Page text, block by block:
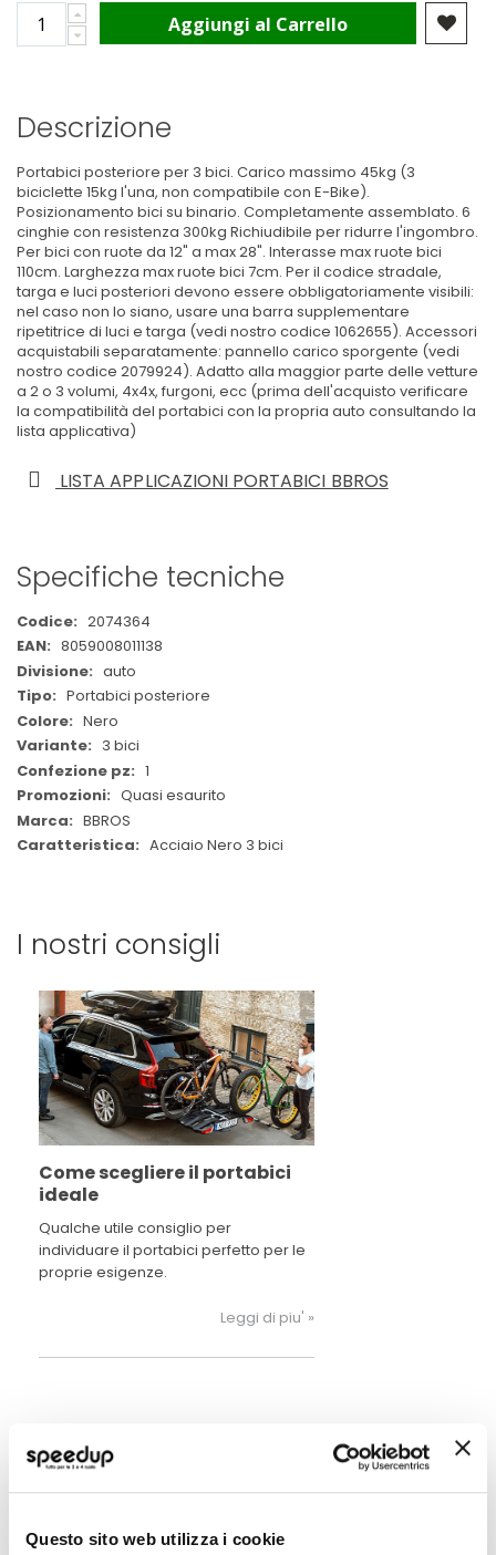
Questo sito web utilizza i cookie
Aggiungi al Carrello
Descrizione
Portabici posteriore per 3 bici. Carico massimo 45kg (3
biciclette 15kg l'una, non compatibile con E-Bike).
Posizionamento bici su binario. Completamente assemblato. 6
cinghie con resistenza 300kg Richiudibile per ridurre l'ingombro.
Per bici con ruote da 12" a max 28". Interasse max ruote bici
110cm. Larghezza max ruote bici 7cm. Per il codice stradale,
targa e luci posteriori devono essere obbligatoriamente visibili:
nel caso non lo siano, usare una barra supplementare
ripetitrice di luci e targa (vedi nostro codice 1062655). Accessori
acquistabili separatamente: pannello carico sporgente (vedi
nostro codice 2079924). Adatto alla maggior parte delle vetture
a 2 o 3 volumi, 4x4x, furgoni, ecc (prima dell'acquisto verificare
la compatibilità del portabici con la propria auto consultando la
lista applicativa)
LISTA APPLICAZIONI PORTABICI BBROS
Specifiche tecniche
Maggiori
Informazioni
2074364
8059008011138
auto
Portabici posteriore
Nero
3 bici
1
Quasi esaurito
BBROS
Acciaio Nero 3 bici
I nostri consigli
Come scegliere il portabici
ideale
Qualche utile consiglio per
individuare il portabici perfetto per le
proprie esigenze.
Leggi di piu' »
POTREBBERO INTERESSARTI
In Offerta In Offerta